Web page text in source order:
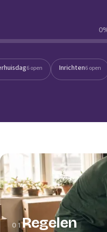
0
6 open Inrichten6 open
01Regelen